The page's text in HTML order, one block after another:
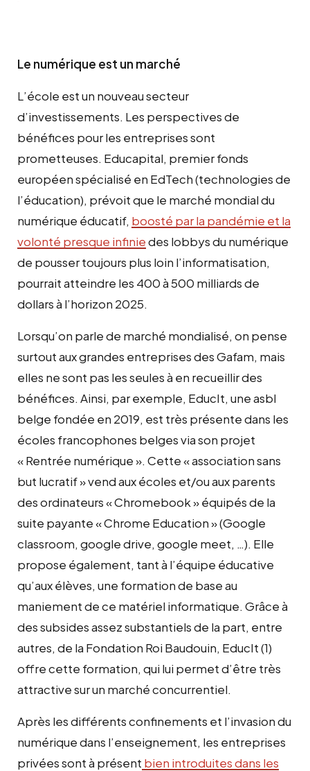
Le numérique est un marché
L’école est un nouveau secteur
d’investissements. Les perspectives de
bénéfices pour les entreprises sont
prometteuses. Educapital, premier fonds
européen spécialisé en EdTech (technologies de
l’éducation), prévoit que le marché mondial du
numérique éducatif, boosté par la pandémie et la
volonté presque infiniedes lobbys du numérique
de pousser toujours plus loin l’informatisation,
pourrait atteindre les 400 à 500 milliards de
dollars à l’horizon 2025.
Lorsqu’on parle de marché mondialisé, on pense
surtout aux grandes entreprises des Gafam, mais
elles ne sont pas les seules à en recueillir des
bénéfices. Ainsi, par exemple, EducIt, une asbl
belge fondée en 2019, est très présente dans les
écoles francophones belges via son projet
« Rentrée numérique ». Cette « association sans
but lucratif » vend aux écoles et/ou aux parents
des ordinateurs « Chromebook » équipés de la
suite payante « Chrome Education » (Google
classroom, google drive, google meet, …). Elle
propose également, tant à l’équipe éducative
qu’aux élèves, une formation de base au
maniement de ce matériel informatique. Grâce à
des subsides assez substantiels de la part, entre
autres, de la Fondation Roi Baudouin, EducIt (1)
offre cette formation, qui lui permet d’être très
attractive sur un marché concurrentiel.
Après les différents confinements et l’invasion du
numérique dans l’enseignement, les entreprises
privées sont à présent bien introduites dans les